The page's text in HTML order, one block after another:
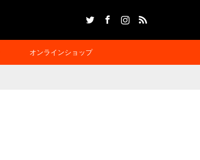
オンラインショップ